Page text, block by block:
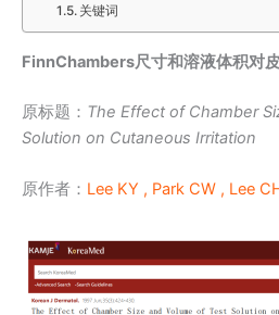
关键词
FinnChambers尺寸和溶液体积对
原标题： The Effect of Chamber
Solution on Cutaneous Irritation
原作者： Lee KY , Park CW , Lee